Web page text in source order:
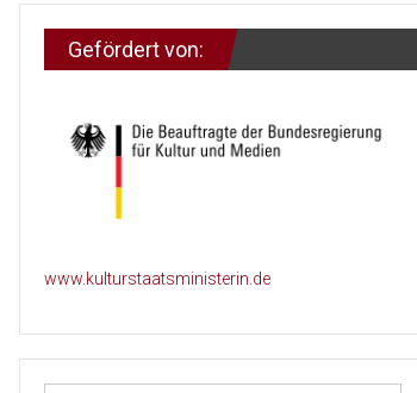
Gefördert von:
www.kulturstaatsministerin.de